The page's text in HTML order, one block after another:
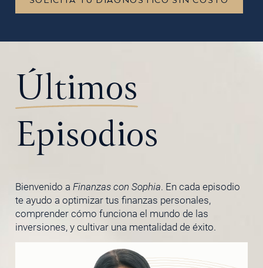
Últimos
Episodios
Bienvenido a Finanzas con Sophia. En cada episodio
te ayudo a optimizar tus finanzas personales,
comprender cómo funciona el mundo de las
inversiones, y cultivar una mentalidad de éxito.